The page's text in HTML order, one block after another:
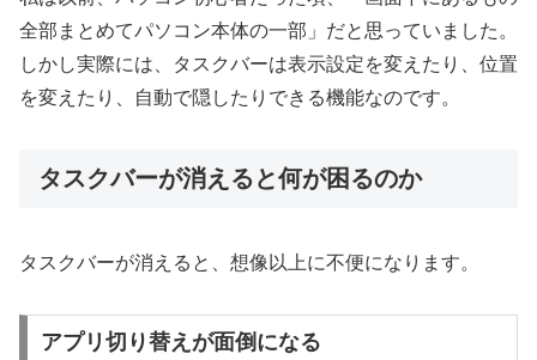
全部まとめてパソコン本体の一部」だと思っていました。
しかし実際には、タスクバーは表示設定を変えたり、位置
を変えたり、自動で隠したりできる機能なのです。
タスクバーが消えると何が困るのか
タスクバーが消えると、想像以上に不便になります。
アプリ切り替えが面倒になる